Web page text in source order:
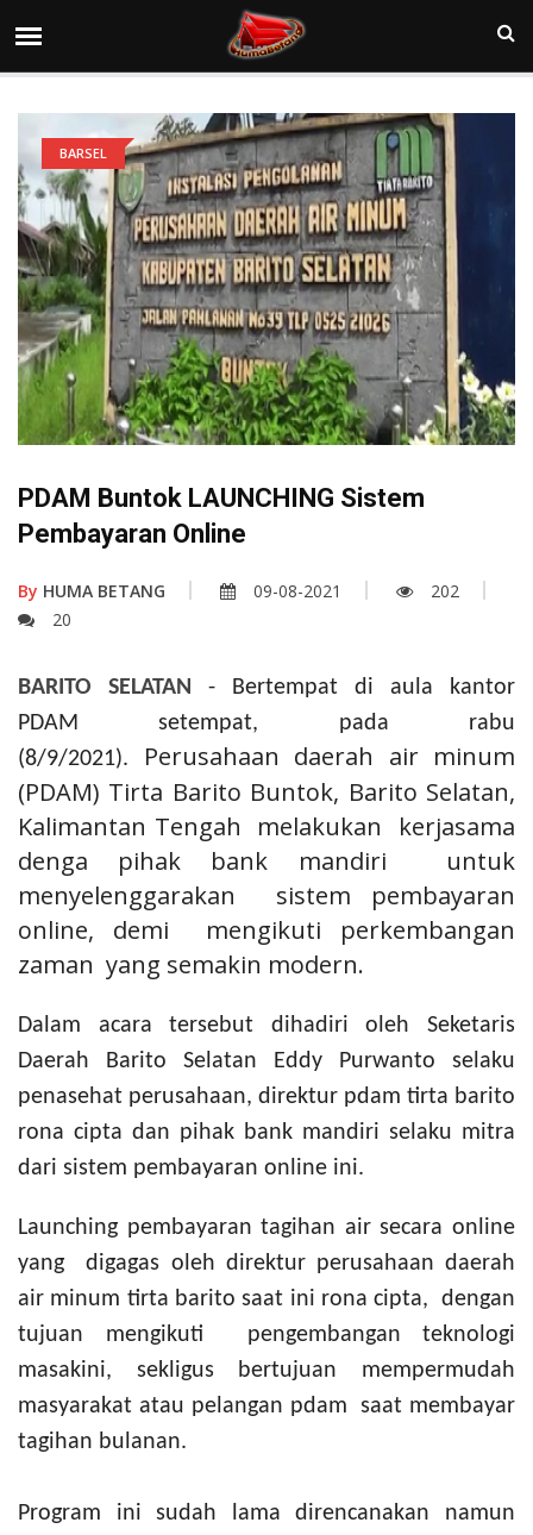
BARSEL
PDAM Buntok LAUNCHING Sistem
Pembayaran Online
By HUMA BETANG 09-08-2021
202
20
BARITO SELATAN
- Bertempat di aula kantor
PDAM setempat, pada rabu
(8/9/2021).
Perusahaan daerah air minum
(PDAM) Tirta Barito Buntok, Barito Selatan,
Kalimantan Tengah melakukan kerjasama
denga pihak bank mandiri untuk
menyelenggarakan sistem pembayaran
online, demi mengikuti perkembangan
zaman yang semakin modern.
Dalam acara tersebut dihadiri oleh Seketaris
Daerah Barito Selatan Eddy Purwanto selaku
penasehat perusahaan, direktur pdam tirta barito
rona cipta dan pihak bank mandiri selaku mitra
dari sistem pembayaran online ini.
Launching pembayaran tagihan air secara online
yang digagas oleh direktur perusahaan daerah
air minum tirta barito saat ini rona cipta, dengan
tujuan mengikuti pengembangan teknologi
masakini, sekligus bertujuan mempermudah
masyarakat atau pelangan pdam saat membayar
tagihan bulanan.
Program ini sudah lama direncanakan namun